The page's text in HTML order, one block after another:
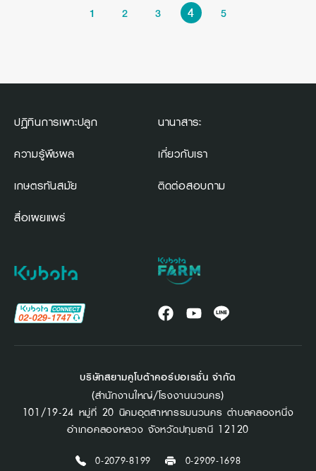
1 2 3 4 5
ปฏิทินการเพาะปลูก
ความรู้พืชผล
เกษตรทันสมัย
สื่อเผยแพร่
นานาสาระ
เกี่ยวกับเรา
ติดต่อสอบถาม
บริษัทสยามคูโบต้าคอร์ปอเรชั่น จำกัด
(สำนักงานใหญ่/โรงงานนวนคร)
101/19-24 หมู่ที่ 20 นิคมอุตสาหกรรมนวนคร ตำบลคลองหนึ่ง
อำเภอคลองหลวง จังหวัดปทุมธานี 12120
0-2079-8199 0-2909-1698